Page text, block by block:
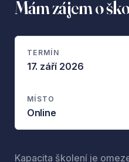
Mám zájem o
TERMÍN
17. září 2026
MÍSTO
Online
Kapacita školení je